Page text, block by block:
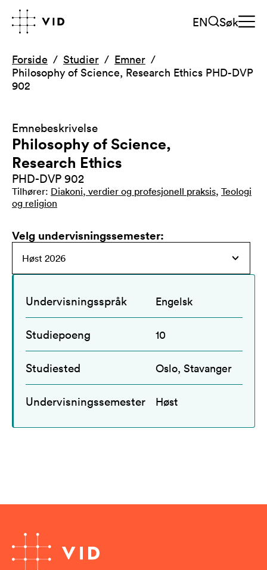
EN Søk
Forside Studier
Emner
Philosophy of Science, Research Ethics PHD-DVP
902
Emnebeskrivelse
Philosophy of Science,
Research Ethics
PHD-DVP 902
Tilhører: Diakoni, verdier og profesjonell praksis, Teologi
og religion
Velg undervisningssemester:
Undervisningsspråk Engelsk
Studiepoeng 10
Studiested Oslo, Stavanger
Undervisningssemester Høst